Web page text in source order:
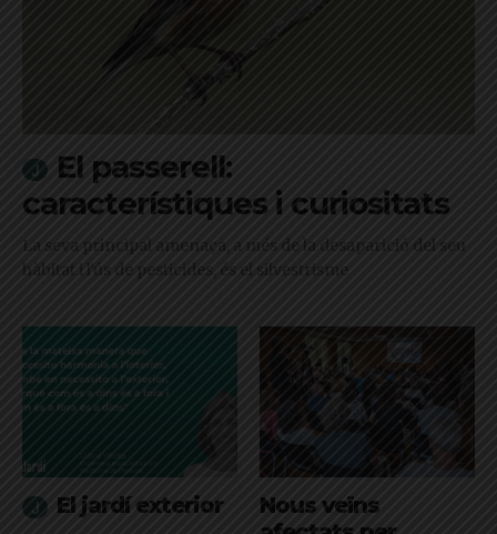
El passerell:
característiques i curiositats
La seva principal amenaça, a més de la desaparició del seu
hàbitat i l'ús de pesticides, és el silvestrisme
El jardí exterior
Nous veïns